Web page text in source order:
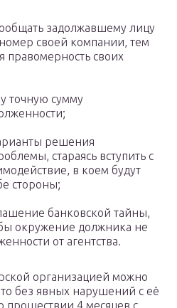
задолжавшему лицу
своей компании, тем
правомерность своих
точную сумму
решения
стараясь вступить с
в коем будут
стороны;
банковской тайны,
окружение должника не
от агентства.
организацией можно
без явных нарушений с её
4 месяцев с